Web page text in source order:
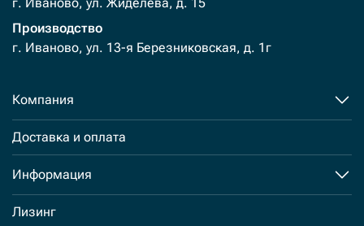
Производство
г. Иваново, ул. 13-я Березниковская, д. 1г
Компания
Доставка и оплата
Информация
Лизинг